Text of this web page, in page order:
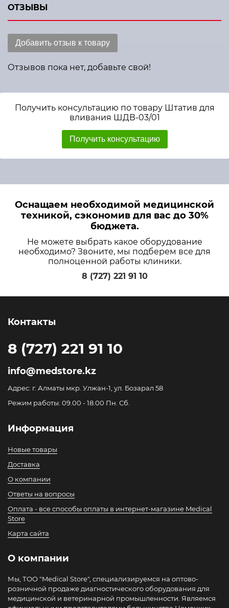
ОТЗЫВЫ
Добавить отзыв к товару
Отзывов пока нет, добавьте свой!
Получить консультацию по товару Штатив для
вливания ШДВ-03/01
Получить консультацию
Оснащаем необходимой медицинской
техникой, сэкономив для вас до 30%
бюджета.
Не можете выбрать какое оборудование
необходимо? Звоните, мы подберем все для
полноценной работы клиники.
8 (727) 221 91 10
Контакты
8 (727) 221 91 10
info@medstore.kz
Адрес: г. Алматы мкр. Улжан-1, ул. Бозарал 58
Режим работы: 09.00 - 18.00 Пн. Сб.
Информация
Новые товары
Доставка
О компании
Ответы на вопросы
Оплата - все способы оплаты в интернет-магазине Medical
Store
Карта сайта
О компании
Мы, ТОО "Medical Store", специализируемся на оптово-
розничной продаже диагностического оборудования для
медицинской и ветеринарной промышленности. Являемся